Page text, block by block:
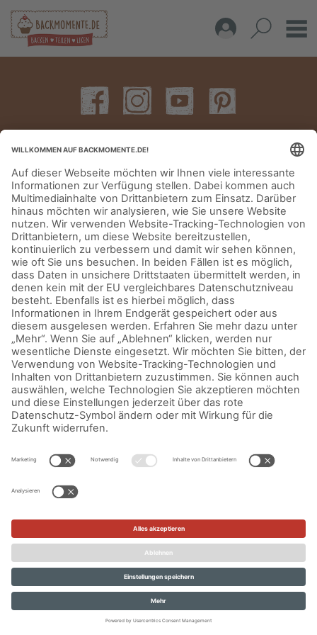
IMPRESSUM DATENSCHUTZERKLÄRUNG AGB KONTAKT
© Aurora Mühlen GmbH - Trettaustraße 49 – D-21107 Hamburg